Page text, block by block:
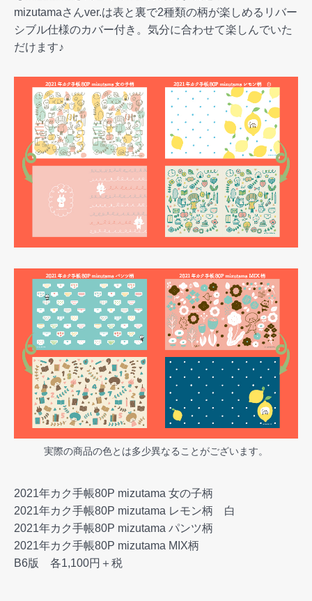
mizutamaさんver.は表と裏で2種類の柄が楽しめるリバー
シブル仕様のカバー付き。気分に合わせて楽しんでいた
だけます♪
実際の商品の色とは多少異なることがございます。
2021年カク手帳80P mizutama 女の子柄
2021年カク手帳80P mizutama レモン柄 白
2021年カク手帳80P mizutama パンツ柄
2021年カク手帳80P mizutama MIX柄
B6版 各1,100円＋税